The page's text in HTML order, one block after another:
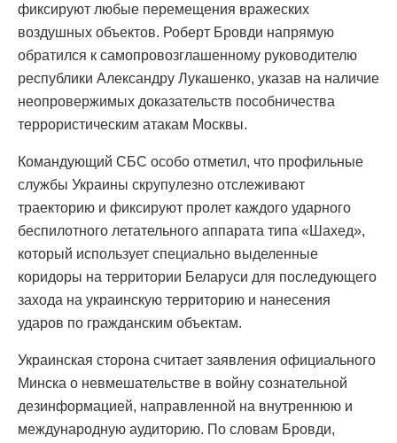
фиксируют любые перемещения вражеских
воздушных объектов. Роберт Бровди напрямую
обратился к самопровозглашенному руководителю
республики Александру Лукашенко, указав на наличие
неопровержимых доказательств пособничества
террористическим атакам Москвы.
Командующий СБС особо отметил, что профильные
службы Украины скрупулезно отслеживают
траекторию и фиксируют пролет каждого ударного
беспилотного летательного аппарата типа «Шахед»,
который использует специально выделенные
коридоры на территории Беларуси для последующего
захода на украинскую территорию и нанесения
ударов по гражданским объектам.
Украинская сторона считает заявления официального
Минска о невмешательстве в войну сознательной
дезинформацией, направленной на внутреннюю и
международную аудиторию. По словам Бровди,